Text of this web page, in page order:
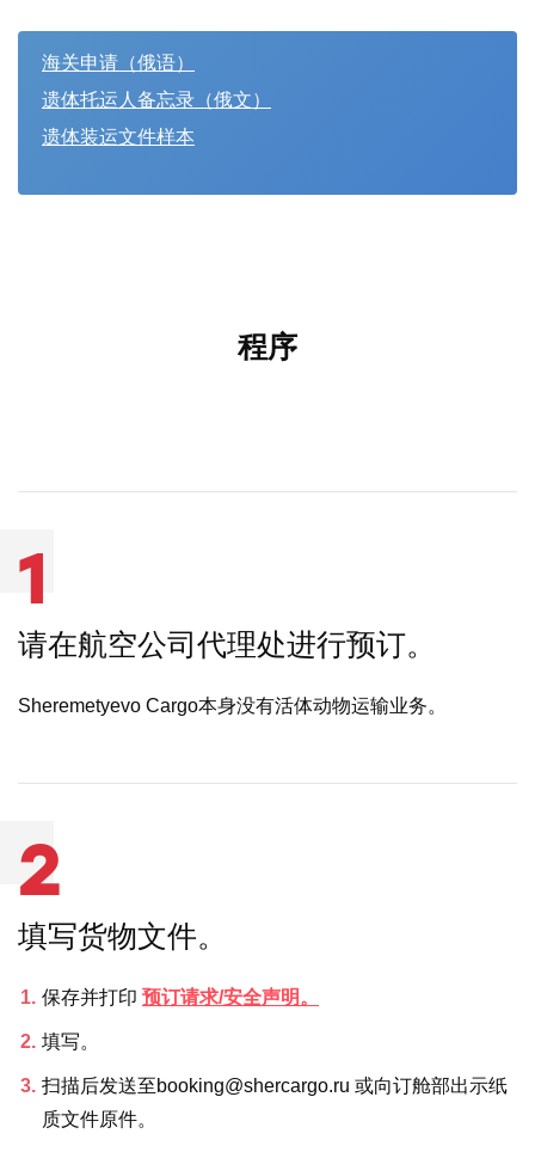
海关申请（俄语）
遗体托运人备忘录（俄文）
遗体装运文件样本
程序
1
请在航空公司代理处进行预订。
Sheremetyevo Cargo本身没有活体动物运输业务。
2
填写货物文件。
保存并打印 预订请求/安全声明。
填写。
扫描后发送至booking@shercargo.ru 或向订舱部出示纸
质文件原件。